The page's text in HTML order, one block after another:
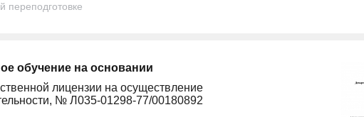
обучение на основании
лицензии на осуществление
№ Л035-01298-77/00180892